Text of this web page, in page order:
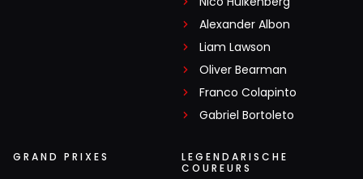
Alexander Albon
Liam Lawson
Oliver Bearman
Franco Colapinto
Gabriel Bortoleto
GRAND PRIXES
LEGENDARISCHE
COUREURS